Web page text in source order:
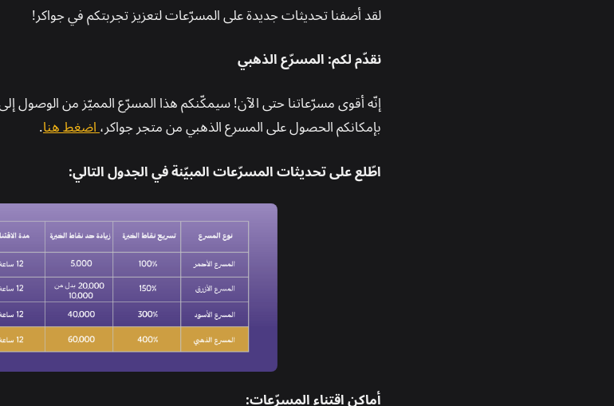
لقد أضفنا تحديثات جديدة على المسرّعات لتعزيز تجربتكم في جواكر!
نقدّم لكم: المسرّع الذهبي
إنّه أقوى مسرّعاتنا حتى الآن! سيمكّنكم هذا المسرّع المميّز من الوصول
بإمكانكم الحصول على المسرع الذهبي من متجر جواكر، اضغط هنا.
اطّلع على تحديثات المسرّعات المبيّنة في الجدول التالي:
أماكن اقتناء المسرّعات: